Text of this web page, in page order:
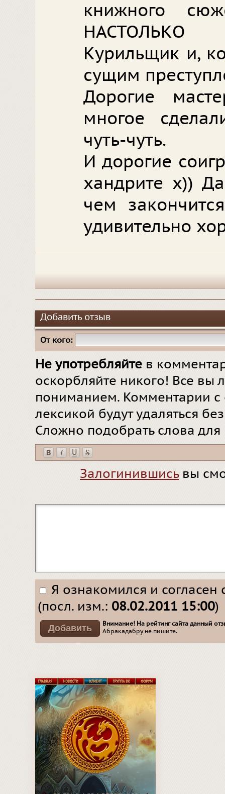
книжного
НАСТОЛЬКО
Курильщик и,
сущим
Дорогие
многое
чуть-чуть.
И дорогие
хандрите х))
чем
удивительно
Добавить отзыв
От кого:
Не употребляйте в
оскорбляйте никого! Все вы
пониманием. Комментарии
лексикой будут удаляться
Сложно подобрать слова
Залогинившисьвы
Я ознакомился и согласен
(посл. изм.: 08.02.2011 15:00)
Внимание! На рейтинг сайта данный
Абракадабру не пишите.